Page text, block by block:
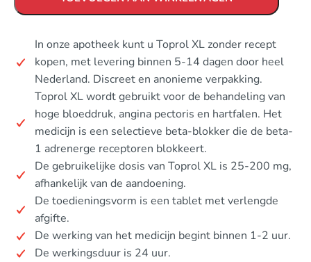
In onze apotheek kunt u Toprol XL zonder recept
kopen, met levering binnen 5-14 dagen door heel
Nederland. Discreet en anonieme verpakking.
Toprol XL wordt gebruikt voor de behandeling van
hoge bloeddruk, angina pectoris en hartfalen. Het
medicijn is een selectieve beta-blokker die de beta-
1 adrenerge receptoren blokkeert.
De gebruikelijke dosis van Toprol XL is 25-200 mg,
afhankelijk van de aandoening.
De toedieningsvorm is een tablet met verlengde
afgifte.
De werking van het medicijn begint binnen 1-2 uur.
De werkingsduur is 24 uur.